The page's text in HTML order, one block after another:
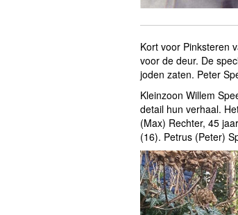
Kort voor Pinksteren
voor de deur. De
joden zaten. Peter
Kleinzoon Willem
detail hun verhaal.
(Max) Rechter, 45
(16). Petrus (Peter)